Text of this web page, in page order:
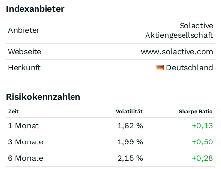
Indexanbieter
Anbieter
Solactive
Aktiengesellschaft
Webseite
www.solactive.com
Herkunft
Deutschland
Risikokennzahlen
Zeit Volatilität Sharpe Ratio
1 Monat 1,62 %
+0,13
3 Monate
1,99 %
+0,50
6 Monate
2,15 %
+0,28